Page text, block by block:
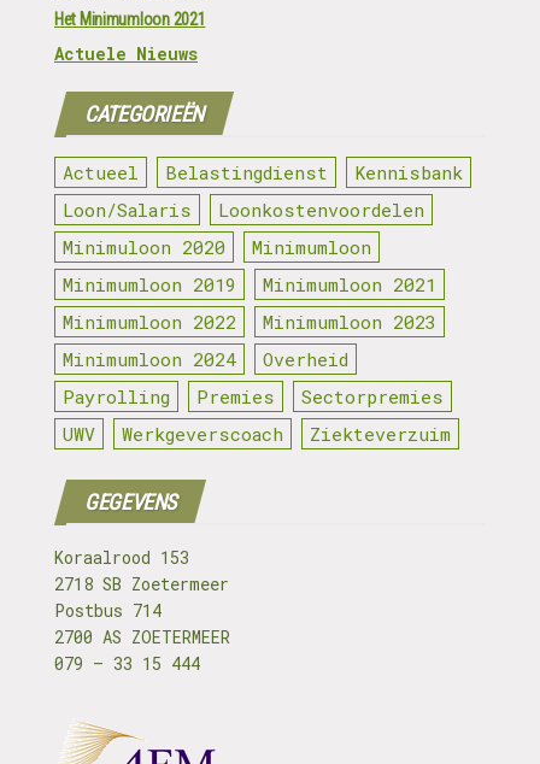
Het Minimumloon 2021
Actuele Nieuws
CATEGORIEËN
Actueel Belastingdienst
Kennisbank
Loon/Salaris
Loonkostenvoordelen
Minimuloon 2020
Minimumloon
Minimumloon 2019
Minimumloon 2021
Minimumloon 2022
Minimumloon 2023
Minimumloon 2024
Overheid
Payrolling
Premies
Sectorpremies
UWV
Werkgeverscoach Ziekteverzuim
GEGEVENS
Koraalrood 153
2718 SB Zoetermeer
Postbus 714
2700 AS ZOETERMEER
079 – 33 15 444